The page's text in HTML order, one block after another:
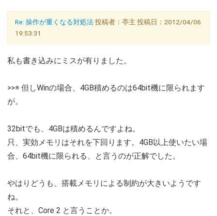
Re: 操作が重くなる対処法投稿者：亭主 投稿日：2012/04/06
19:53:31
私も書き込みにミスが有りました。
>>※ 但しWinの場合、4GB積めるのは64bit機に限られます
が。
32bitでも、4GBは積めるんですよね。
只、実効メモリはそれを下回ります。4GB以上使いたい場
合、64bit機に限られる、と言うのが正解でした。
やはりどうも、搭載メモリによる制約が大きいようです
ね。
それと、Core 2 と言うことか。